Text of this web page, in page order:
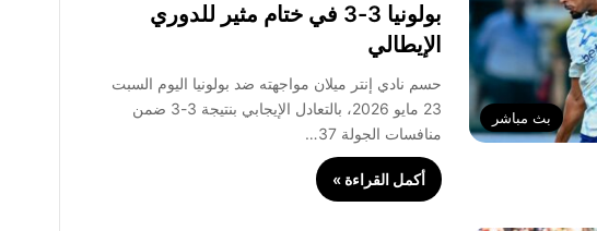
بث مباشر
بولونيا 3-3 في ختام مثير للدوري
الإيطالي
حسم نادي إنتر ميلان مواجهته ضد بولونيا اليوم السبت
23 مايو 2026، بالتعادل الإيجابي بنتيجة 3-3 ضمن
منافسات الجولة 37…
أكمل القراءة »